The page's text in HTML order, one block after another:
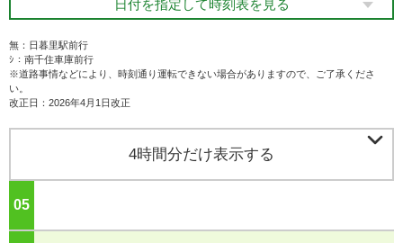
日付を指定して時刻表を見る
無：日暮里駅前行
ｼ：南千住車庫前行
※道路事情などにより、時刻通り運転できない場合がありますので、ご了承くださ
い。
改正日：2026年4月1日改正
4時間分だけ表示する 
05